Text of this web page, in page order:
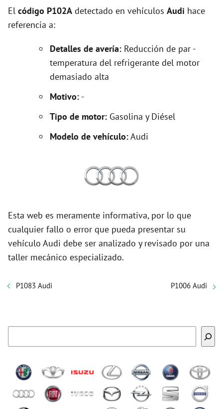
El código P102A detectado en vehículos Audi hace
referencia a:
Detalles de avería: Reducción de par -
temperatura del refrigerante del motor
demasiado alta
Motivo: -
Tipo de motor: Gasolina y Diésel
Modelo de vehículo:Audi
Esta web es meramente informativa, por lo que
cualquier fallo o error que pueda presentar su
vehículo Audi debe ser analizado y revisado por una
taller mecánico especializado.
P1083 Audi P1006 Audi